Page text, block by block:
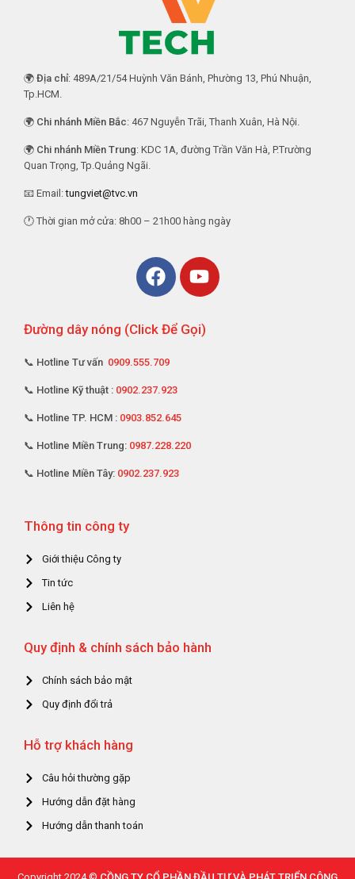
🌍 Địa chỉ: 489A/21/54 Huỳnh Văn Bánh, Phường 13, Phú Nhuận,
Tp.HCM.
🌍 Chi nhánh Miền Bắc: 467 Nguyễn Trãi, Thanh Xuân, Hà Nội.
🌍 Chi nhánh Miền Trung: KDC 1A, đường Trần Văn Hà, P.Trường
Quan Trọng, Tp.Quảng Ngãi.
📧 Email:tungviet@tvc.vn
🕐 Thời gian mở cửa: 8h00 – 21h00 hàng ngày
Đường dây nóng (Click Để Gọi)
📞 Hotline Tư vấn 0909.555.709
📞 Hotline Kỹ thuật : 0902.237.923
📞 Hotline TP. HCM : 0903.852.645
📞 Hotline Miền Trung: 0987.228.220
📞 Hotline Miền Tây: 0902.237.923
Thông tin công ty
Giới thiệu Công ty
Tin tức
Liên hệ
Quy định & chính sách bảo hành
Chính sách bảo mật
Quy định đổi trả
Hỗ trợ khách hàng
Câu hỏi thường gặp
Hướng dẫn đặt hàng
Hướng dẫn thanh toán